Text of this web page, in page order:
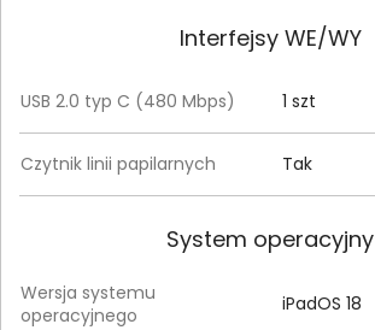
Interfejsy WE/WY
USB 2.0 typ C (480 Mbps) 1 szt
Czytnik linii papilarnych Tak
System operacyjny
Wersja systemu
operacyjnego
iPadOS 18